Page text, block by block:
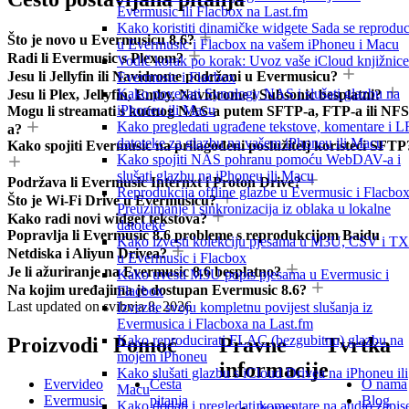
Evermusic ili Flacbox na Last.fm
Kako koristiti dinamičke widgete Sada se
u Evermusic i Flacbox na vašem iPhoneu i Macu
Vodič korak po korak: Uvoz vaše iCloud
Evermusic i Flacbox
Kako povezati Synology NAS i slušati glazbu na
iPhoneu ili Macu
Kako pregledati ugrađene tekstove, komentare i
datoteke za glazbu na vašem iPhoneu ili Macu
Kako spojiti NAS pohranu pomoću WebDAV-a i
slušati glazbu na iPhoneu ili Macu
Reprodukcija offline glazbe u Evermusic i
Preuzimanje i sinkronizacija iz oblaka u lokalne
datoteke
Kako izvesti kolekciju pjesama u M3U, CSV i
u Evermusic i Flacbox
Kako uvesti M3U popis pjesama u Evermusic i
Flacbox
Izvezite svoju kompletnu povijest slušanja iz
Evermusica i Flacboxa na Last.fm
Kako reproducirati FLAC (bezgubitnu) glazbu na
mojem iPhoneu
Kako slušati glazbu s iCloud Drivea na iPhoneu ili
Macu
Kako dodati i pregledati komentare na audio
Što je novo u Evermusicu 8.6?
Radi li Evermusic s Plexom?
Jesu li Jellyfin ili Navidrome podržani u Evermusicu?
Jesu li Plex, Jellyfin, Emby, Navidrome i Subsonic besplatni?
Mogu li streamati s kućnog NAS-a putem SFTP-a, FTP-a ili
a?
Kako spojiti Evermusic na prilagođeni poslužitelj koristeći
Podržava li Evermusic Internxt i Proton Drive?
Što je Wi-Fi Drive u Evermusicu?
Kako radi novi widget tekstova?
Popravlja li Evermusic 8.6 probleme s reprodukcijom Baidu
Netdiska i Aliyun Drivea?
Je li ažuriranje na Evermusic 8.6 besplatno?
Na kojim uređajima je dostupan Evermusic 8.6?
Last updated onsvibnja 8, 2026
Proizvodi
Evervideo
Evermusic
Pomoć
Česta
pitanja
Pravne
informacije
Tvrtka
O nama
Blog